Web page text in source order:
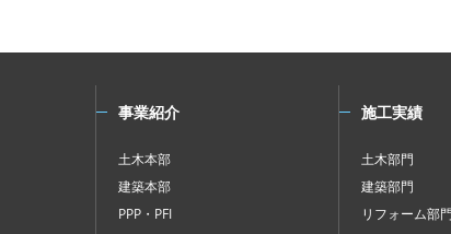
事業紹介
土木本部
建築本部
PPP・PFI
施工実績
土木部門
建築部門
リフォーム部門